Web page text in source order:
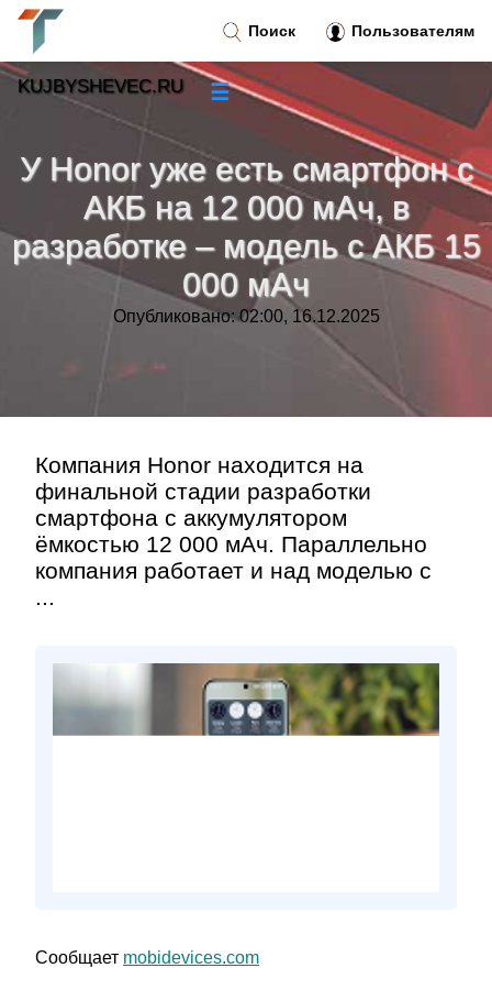
У Honor уже есть смартфон с
АКБ на 12 000 мАч, в
разработке – модель с АКБ 15
000 мАч
Опубликовано: 02:00, 16.12.2025
Компания Honor находится на
финальной стадии разработки
смартфона с аккумулятором
ёмкостью 12 000 мАч. Параллельно
компания работает и над моделью с
...
Сообщает mobidevices.com
Поиск Пользователям
KUJBYSHEVEC.RU ☰
Новости
Тренды новостей»
Рубрики»
»